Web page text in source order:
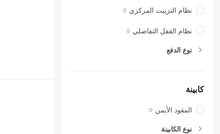
نظام التزييت المركزي
نظام القفل التفاضلي
نوع الدفع
كابينة
المقود الأيمن
نوع الكابينة